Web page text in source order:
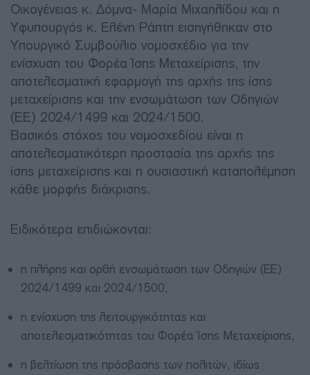
Οικογένειας κ. Δόμνα- Μαρία Μιχαηλίδου και η
Υφυπουργός κ. Ελένη Ράπτη εισηγήθηκαν στο
Υπουργικό Συμβούλιο νομοσχέδιο για την
ενίσχυση του Φορέα Ίσης Μεταχείρισης, την
αποτελεσματική εφαρμογή της αρχής της ίσης
μεταχείρισης και την ενσωμάτωση των Οδηγιών
(ΕΕ) 2024/1499 και 2024/1500.
Βασικός στόχος του νομοσχεδίου είναι η
αποτελεσματικότερη προστασία της αρχής της
ίσης μεταχείρισης και η ουσιαστική καταπολέμηση
κάθε μορφής διάκρισης.
Ειδικότερα επιδιώκονται:
η πλήρης και ορθή ενσωμάτωση των Οδηγιών (ΕΕ)
2024/1499 και 2024/1500,
η ενίσχυση της λειτουργικότητας και
αποτελεσματικότητας του Φορέα Ίσης Μεταχείρισης,
η βελτίωση της πρόσβασης των πολιτών, ιδίως